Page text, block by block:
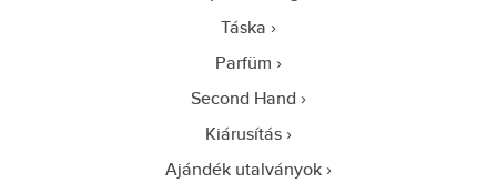
Táska
Parfüm
Second Hand
Kiárusítás
Ajándék utalványok